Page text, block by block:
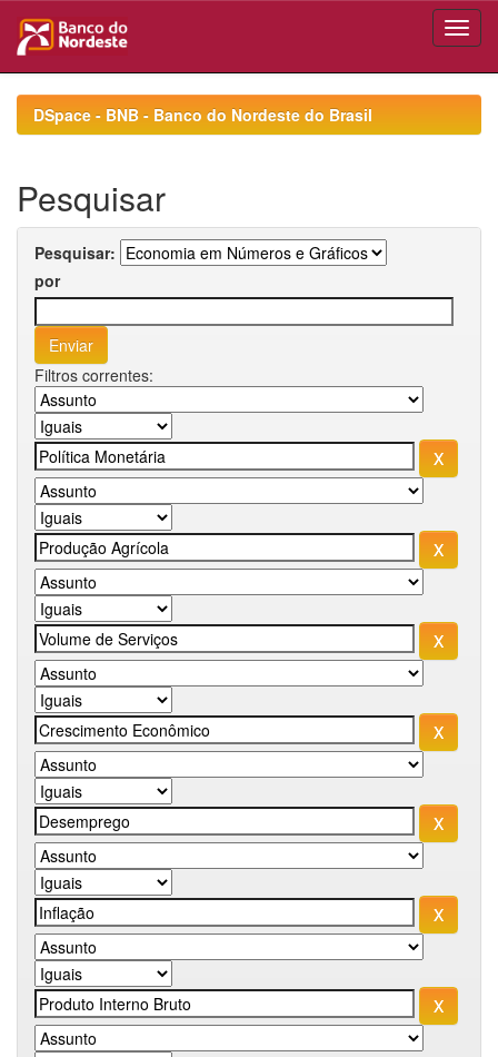
navigationDSpace - BNB - Banco do Nordeste do Brasil
Pesquisar
Pesquisar:
por
Filtros correntes: